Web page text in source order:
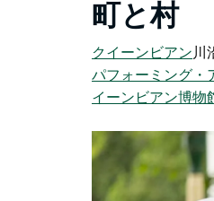
町と村
クイーンビアン 川
パフォーミング・
イーンビアン博物